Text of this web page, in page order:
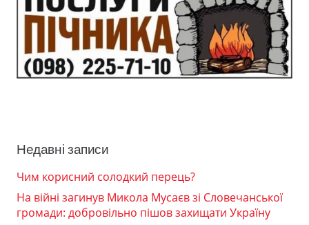
Недавні записи
Чим корисний солодкий перець?
На війні загинув Микола Мусаєв зі Словечанської
громади: добровільно пішов захищати Україну